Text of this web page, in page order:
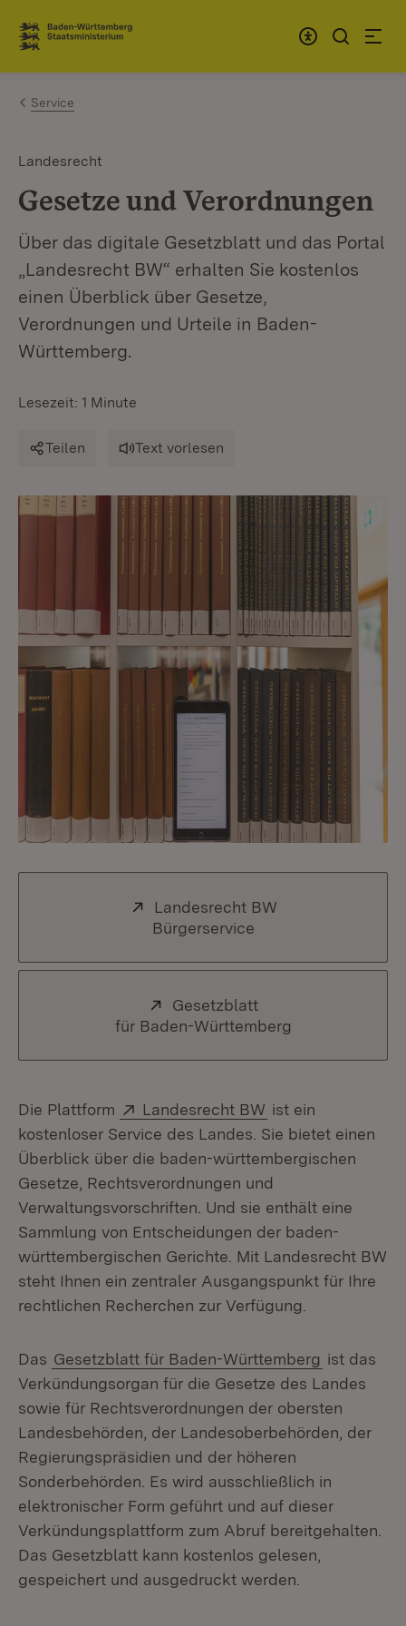
Zum Inhalt springen
Link zur Startseite
Service
Landesrecht
Gesetze und Verordnungen
Über das digitale Gesetzblatt und das Portal
„Landesrecht BW“ erhalten Sie kostenlos
einen Überblick über Gesetze,
Verordnungen und Urteile in Baden-
Württemberg.
Lesezeit: 1 Minute
Teilen Text vorlesen
Extern:
Landesrecht BW
Bürgerservice
Extern:
Gesetzblatt
für Baden-Württemberg
Die Plattform Extern:
Landesrecht BW (Öffnet in neuem
ist ein
kostenloser Service des Landes. Sie bietet einen
Überblick über die baden-württembergischen
Gesetze, Rechtsverordnungen und
Verwaltungsvorschriften. Und sie enthält eine
Sammlung von Entscheidungen der baden-
württembergischen Gerichte. Mit Landesrecht BW
steht Ihnen ein zentraler Ausgangspunkt für Ihre
rechtlichen Recherchen zur Verfügung.
Das Gesetzblatt für Baden-Württemberg ist das
Verkündungsorgan für die Gesetze des Landes
sowie für Rechtsverordnungen der obersten
Landesbehörden, der Landesoberbehörden, der
Regierungspräsidien und der höheren
Sonderbehörden. Es wird ausschließlich in
elektronischer Form geführt und auf dieser
Verkündungsplattform zum Abruf bereitgehalten.
Das Gesetzblatt kann kostenlos gelesen,
gespeichert und ausgedruckt werden.